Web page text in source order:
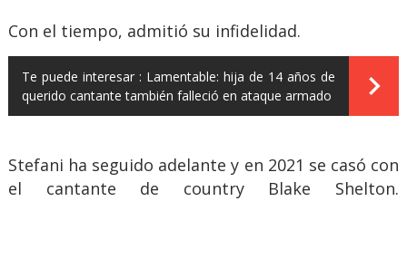
Con el tiempo, admitió su infidelidad.
Te puede interesar : Lamentable: hija de 14 años de
querido cantante también falleció en ataque armado
Stefani ha seguido adelante y en 2021 se casó con
el cantante de country Blake Shelton.